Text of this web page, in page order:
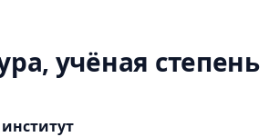
учёная степень